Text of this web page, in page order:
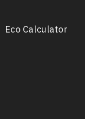
Eco Calculator